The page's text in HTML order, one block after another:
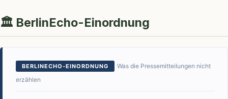
🏛️ BerlinEcho-Einordnung
BERLINECHO-EINORDNUNG
Was die Pressemitteilungen nicht
erzählen